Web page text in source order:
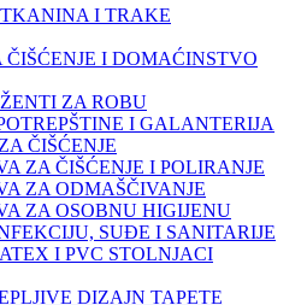
I TRAKE
ČIŠĆENJE I DOMAĆINSTVO
ZA ROBU
I GALANTERIJA
ČIŠĆENJE
ZA ČIŠĆENJE I POLIRANJE
ZA ODMAŠČIVANJE
ZA OSOBNU HIGIJENU
SUĐE I SANITARIJE
I PVC STOLNJACI
DIZAJN TAPETE